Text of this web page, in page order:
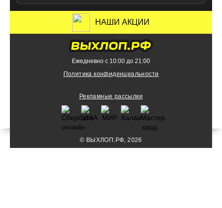
Ежедневно с 10:00 до 21:00
Политика конфиденциальности
`
Рекламные рассылки
© ВЫХЛОП.РФ, 2026
НАШИ АКЦИИ